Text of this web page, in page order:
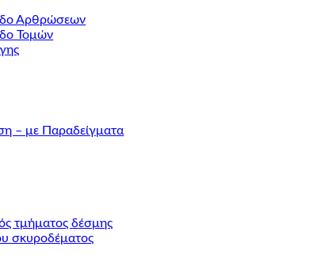
Αρθρώσεων
Τομών
– με Παραδείγματα
τμήματος δέσμης
σκυροδέματος